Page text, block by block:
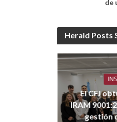
de
Herald Posts
El CFJ
IRAM
gestión